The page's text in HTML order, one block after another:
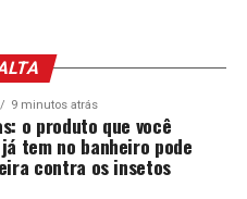
9 minutos atrás
o produto que você
tem no banheiro pode
contra os insetos